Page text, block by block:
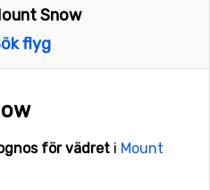
Snow
flyg
för vädret i Mount